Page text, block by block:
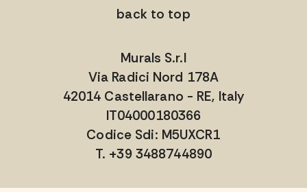
back to top
Murals S.r.l
Via Radici Nord 178A
42014 Castellarano - RE, Italy
IT04000180366
Codice Sdi: M5UXCR1
T. +39 3488744890